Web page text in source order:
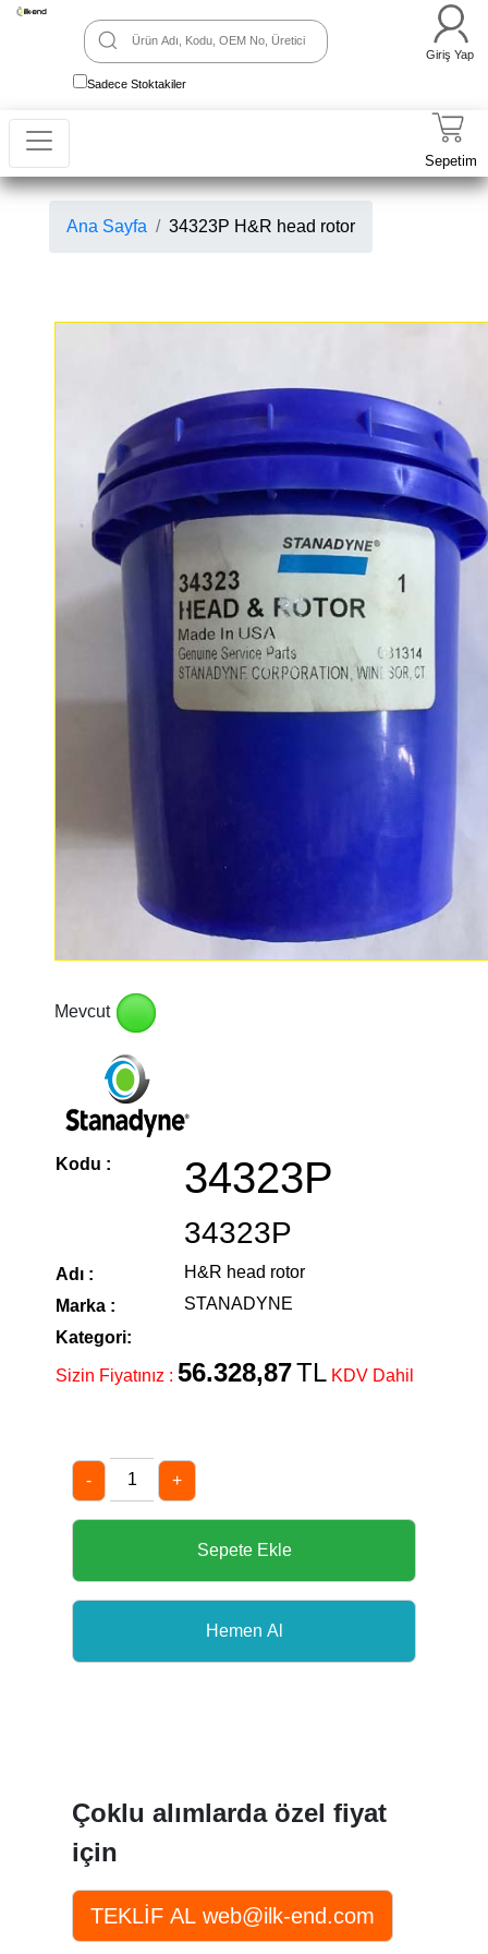
Sadece Stoktakiler
Giriş Yap
Sepetim
Ana Sayfa 34323P H&R head rotor
Mevcut
Kodu : 34323P
34323P
Adı :
H&R head rotor
Marka :
STANADYNE
Kategori:
Sizin Fiyatınız : 56.328,87TL KDV Dahil
- +
Çoklu alımlarda özel fiyat
için